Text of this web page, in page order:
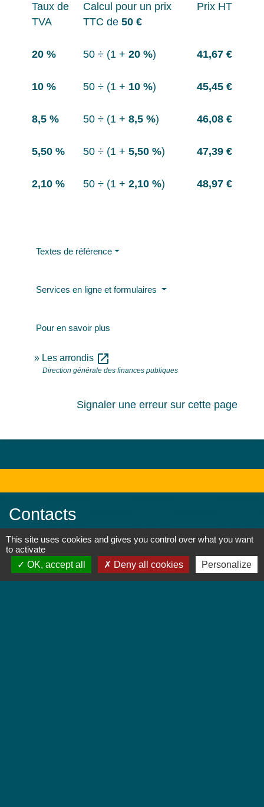
Taux de
TVA
Calcul pour un prix
TTC de 50 €
Prix HT
20 % 50 ÷ (1 + 20 %) 41,67 €
10 % 50 ÷ (1 + 10 %) 45,45 €
8,5 % 50 ÷ (1 + 8,5 %) 46,08 €
5,50 % 50 ÷ (1 + 5,50 %) 47,39 €
2,10 % 50 ÷ (1 + 2,10 %) 48,97 €
Textes de référence
Services en ligne et formulaires
Pour en savoir plus
Les arrondis open_in_new
Direction générale des finances publiques
Signaler une erreur sur cette page
Contacts
Mairie de Jebsheim
1 place Saint Martin
68320 Jebsheim - FRANCE
This site uses cookies and gives you control over what you want
to activate
OK, accept all
Deny all cookies Personalize